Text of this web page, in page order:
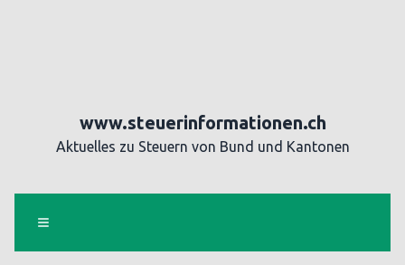
www.steuerinformationen.ch
Aktuelles zu Steuern von Bund und Kantonen